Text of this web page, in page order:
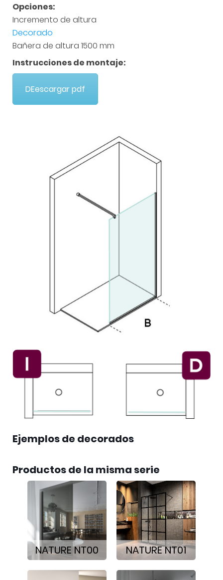
Opciones:
Incremento de altura
Decorado
Bañera de altura 1500 mm
Instrucciones de montaje:
DEescargar pdf
Ejemplos de decorados
Productos de la misma serie
NATURE NT00 NATURE NT01